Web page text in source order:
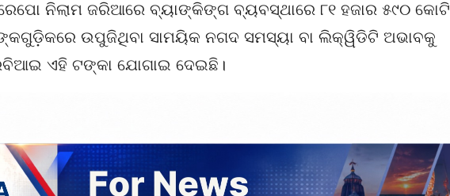
ନିଲାମ ଜରିଆରେ ବ୍ୟାଙ୍କିଙ୍ଗ ବ୍ୟବସ୍ଥାରେ ୮୧ ହଜାର ୫୯୦ କୋଟି
ଉପୁଜିଥିବା ସାମୟିକ ନଗଦ ସମସ୍ୟା ବା ଲିକ୍ୱିଡିଟି ଅଭାବକୁ
ଏହି ଟଙ୍କା ଯୋଗାଇ ଦେଇଛି।